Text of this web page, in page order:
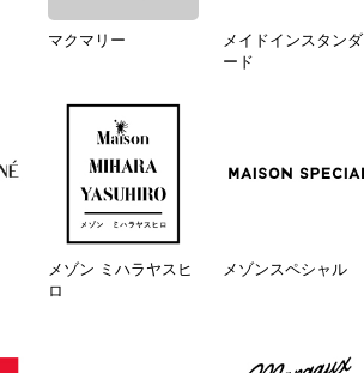
マクマリー
メイドインスタンダ
ード
メゾン ミハラヤスヒ
ロ
メゾンスペシャル